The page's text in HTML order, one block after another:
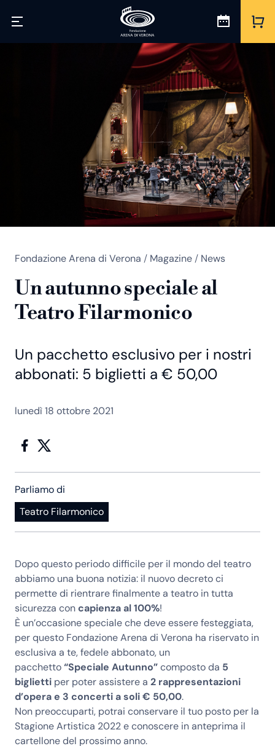
Fondazione Arena di Verona / Magazine / News
Un autunno speciale al
Teatro Filarmonico
Un pacchetto esclusivo per i nostri
abbonati: 5 biglietti a € 50,00
lunedì 18 ottobre 2021
Parliamo di
Teatro Filarmonico
Dopo questo periodo difficile per il mondo del teatro
abbiamo una buona notizia: il nuovo decreto ci
permette di rientrare finalmente a teatro in tutta
sicurezza concapienza al 100%!
È un’occasione speciale che deve essere festeggiata,
per questo Fondazione Arena di Verona ha riservato in
esclusiva a te, fedele abbonato, un
pacchetto“Speciale Autunno”composto da 5
biglietti per poter assistere a 2 rappresentazioni
d’opera e 3 concerti a soli € 50,00.
Non preoccuparti, potrai conservare il tuo posto per la
Stagione Artistica 2022 e conoscere in anteprima il
cartellone del prossimo anno.